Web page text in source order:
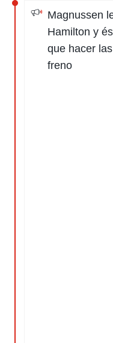
Magnussen
Hamilton y
que hacer
freno